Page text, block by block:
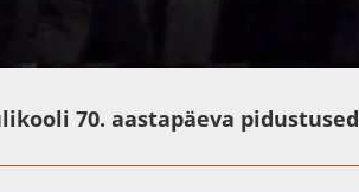
70. aastapäeva pidustused